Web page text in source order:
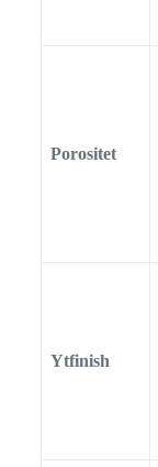
Porositet
Ytfinish